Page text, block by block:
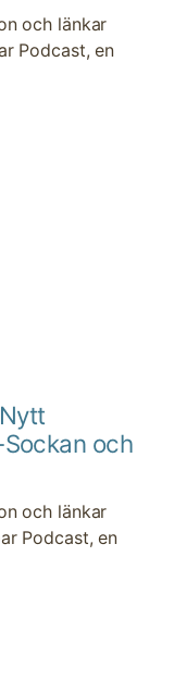
och länkar
Podcast, en
och
och länkar
Podcast, en